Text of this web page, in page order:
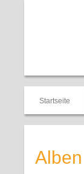
Startseite
Alben